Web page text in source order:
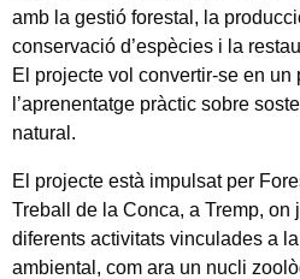
amb la gestió forestal, la
conservació d’espècies i la
El projecte vol convertir-se en un
l’aprenentatge pràctic sobre
natural.
El projecte està impulsat per
Treball de la Conca, a Tremp, on
diferents activitats vinculades a
ambiental, com ara un nucli